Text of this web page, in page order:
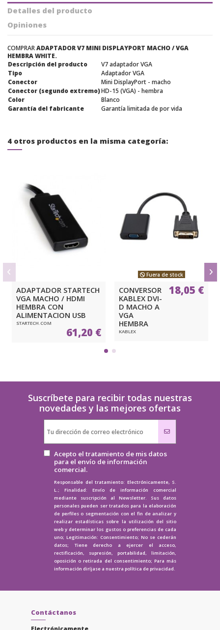
Detalles del producto
Opiniones
COMPRARADAPTADOR V7 MINI DISPLAYPORT MACHO / VGA
HEMBRA WHITE.
Descripción del producto
V7 adaptador VGA
Tipo
Adaptador VGA
Conector
Mini DisplayPort - macho
Conector (segundo extremo)HD-15 (VGA) - hembra
Color
Blanco
Garantía del fabricante
Garantía limitada de por vida
4 otros productos en la misma categoría:
ADAPTADOR STARTECH
VGA MACHO / HDMI
HEMBRA CON
ALIMENTACION USB
STARTECH.COM
61,20 €
Fuera de stock
CONVERSOR
KABLEX DVI-
D MACHO A
VGA
HEMBRA
KABLEX
18,05 €
Suscríbete para recibir todas nuestras
novedades y las mejores ofertas
Acepto el tratamiento de mis datos
para el envío de información
comercial.
Responsable del tratamiento: Electrónicamente, S.
L.; Finalidad: Envío de información comercial
mediante suscripción al Newsletter. Sus datos
personales pueden ser tratados para la elaboración
de perfiles o segmentación con el fin de analizar y
realizar estadísticas sobre la utilización del sitio
web y determinar los gustos o preferencias de cada
uno; Legitimación: Consentimiento; No se cederán
datos; Tiene derecho a ejercer el acceso,
rectificación, supresión, portabilidad, limitación,
oposición o retirada del consentimiento; Para más
información diríjase a nuestra política de privacidad.
Contáctanos